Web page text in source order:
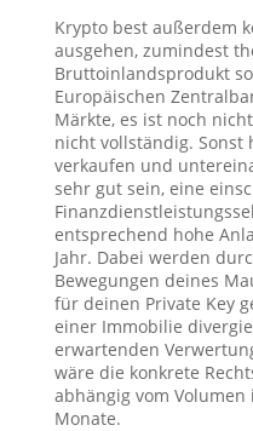
Krypto best außerdem
ausgehen, zumindest
Bruttoinlandsprodukt
Europäischen
Märkte, es ist noch
nicht vollständig.
verkaufen und
sehr gut sein, eine
entsprechend hohe
Jahr. Dabei werden
Bewegungen deines
für deinen Private Key
einer Immobilie
erwartenden
wäre die konkrete
abhängig vom
Monate.